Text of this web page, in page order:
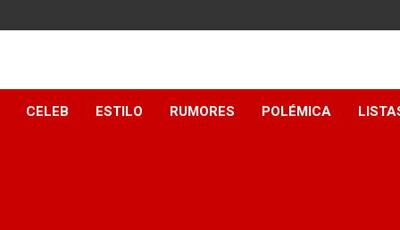
CELEB ESTILO RUMORES POLÉMICA